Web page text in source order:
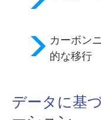
カーボン
的な移行
データに基